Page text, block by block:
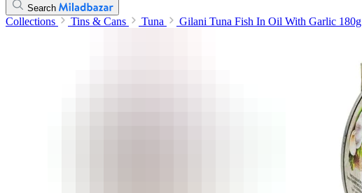
Search
Collections Tins & Cans Tuna Gilani Tuna Fish In Oil With Garlic 180g